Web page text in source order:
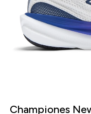
Championes